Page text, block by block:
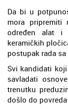
Da bi u
mora
određen alat i
keramičkih
postupak rada
Svi kandidati
savladati
trenutku
došlo do povreda